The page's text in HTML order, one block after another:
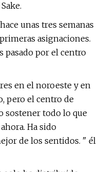
unas tres semanas
asignaciones.
pasado por el centro
en el noroeste y en
pero el centro de
sostener todo lo que
Ha sido
de los sentidos. " él